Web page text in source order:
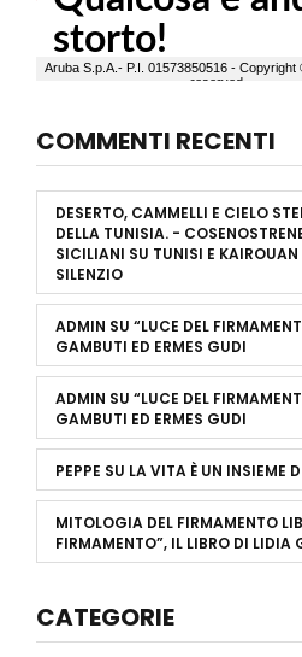
COMMENTI RECENTI
DESERTO, CAMMELLI E CIELO
DELLA TUNISIA. -
SICILIANI SU TUNISI E
SILENZIO
ADMIN SU “LUCE DEL
GAMBUTI ED ERMES GUDI
ADMIN SU “LUCE DEL
GAMBUTI ED ERMES GUDI
PEPPE SU LA VITA È UN INSIEME
MITOLOGIA DEL FIRMAMENTO
FIRMAMENTO”, IL LIBRO DI LIDIA
CATEGORIE